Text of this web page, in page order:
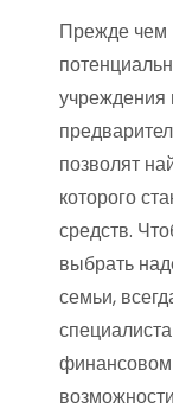
Прежде чем
учреждения
позволят
которого
средств.
выбрать
семьи,
финансовом